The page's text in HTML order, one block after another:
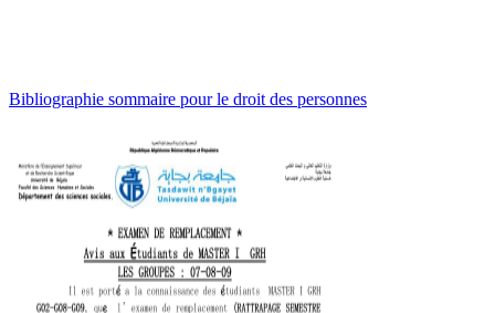
Bibliographie sommaire pour le droit des personnes